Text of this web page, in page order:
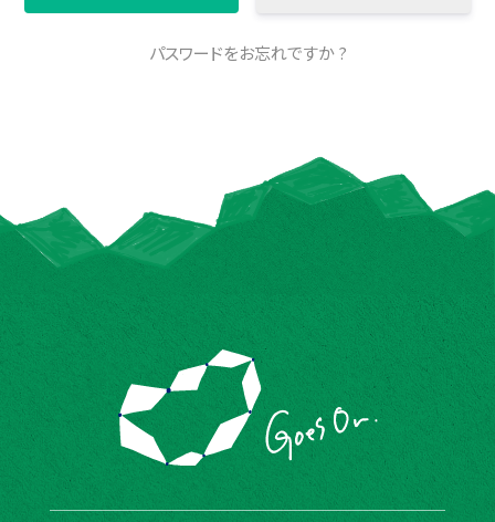
パスワードをお忘れですか ?